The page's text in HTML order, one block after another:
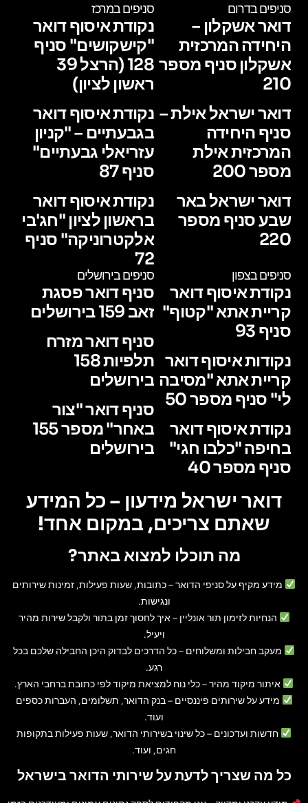
סניפים בדרום
דואר אשקלון –
היחידה המרכזית
אשקלון סניף מספר
210
דואר ישראל אילת –
סניף היחידה
המרכזית אילת
מספר 200
דואר ישראל באר
שבע סניף מספר
220
סניפים במרכז
נקודת איסוף דואר
"קישקושים" סניף
128 (הרצל 39
ראשון לציון)
נקודת איסוף דואר
בגבעתיים – "קניון
עזריאלי גבעתיים"
סניף 87
נקודת איסוף דואר
בראשון לציון "חג'בי
אלקטרוניקה" סניף
72
סניפים בצפון
נקודת איסוף דואר
קריית אתא "קטוף"
סניף 93
נקודות איסוף דואר
קריית אתא "מסיבה
לי" סניף מספר 50
נקודת איסוף דואר
בחיפה "כלבו חגי"
סניף מספר 40
סניפים בירושלים
סניף דואר פסגת
זאב 159 בירושלים
סניף דואר מזרח
תלפיות 158
בירושלים
סניף דואר "צור
באחר" מספר 155
בירושלים
דואר ישראל מידעון – כל המידע
שאתם צריכים, במקום אחד!
מה תוכלו למצוא באתר?
מידע מקיף על סניפי הדואר– כתובות, שעות פעילות, זמינות שירותים
ונגישות.
הנחיות לזימון תור אונליין – איך לחסוך זמן בתור ולקבל שירות מהיר
ויעיל.
מעקב חבילות ומשלוחים – כל הדרכים לבדוק היכן החבילה שלכם בכל
רגע.
איתור מיקוד מהיר– כלי נוח למציאת מיקוד לפי כתובת ברחבי הארץ.
מידע על שירותים פיננסיים – בנק הדואר, תשלומים, העברות כספים
ועוד.
חדשות ועדכונים – כל שינוי בשירותי הדואר, שעות פעילות בתקופות
חגים, ועוד.
כל מה שצריך לדעת על שירותי הדואר בישראל